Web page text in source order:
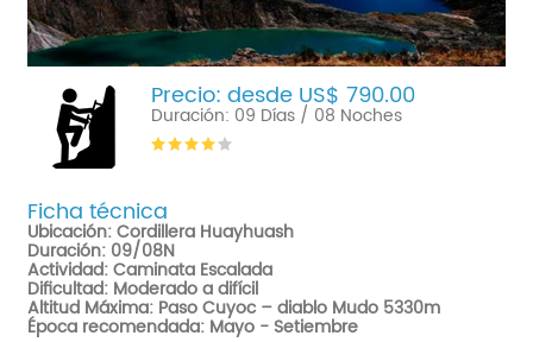
Precio: desde US$ 790.00
Duración: 09 Días / 08 Noches
Ficha técnica
Ubicación: Cordillera Huayhuash
Duración: 09/08N
Actividad: Caminata Escalada
Dificultad: Moderado a difícil
Altitud Máxima: Paso Cuyoc – diablo Mudo 5330m
Época recomendada: Mayo - Setiembre